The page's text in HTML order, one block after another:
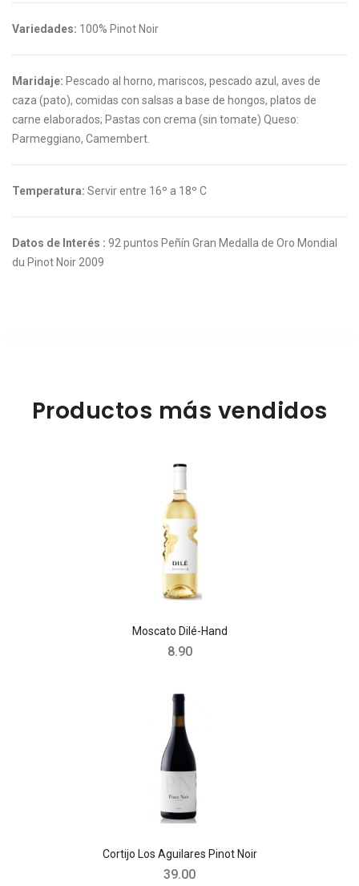
Variedades: 100% Pinot Noir
Maridaje: Pescado al horno, mariscos, pescado azul, aves de
caza (pato), comidas con salsas a base de hongos, platos de
carne elaborados; Pastas con crema (sin tomate) Queso:
Parmeggiano, Camembert.
Temperatura: Servir entre 16º a 18º C
Datos de Interés : 92 puntos Peñín Gran Medalla de Oro Mondial
du Pinot Noir 2009
Productos más vendidos
Moscato Dilé-Hand
8.90
Cortijo Los Aguilares Pinot Noir
39.00